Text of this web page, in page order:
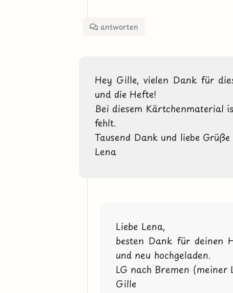
antworten
Hey Gille, vielen Dank für
und die Hefte!
Bei diesem Kärtchenmaterial
fehlt.
Tausend Dank und liebe
Lena
Liebe Lena,
besten Dank für deinen
und neu hochgeladen.
LG nach Bremen (meiner
Gille